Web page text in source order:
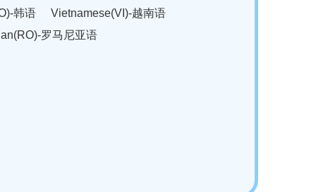
韩语
Vietnamese(VI)-越南语
罗马尼亚语